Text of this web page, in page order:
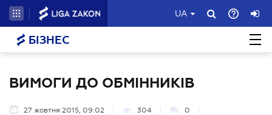
UA
БІЗНЕС
ВИМОГИ ДО ОБМІННИКІВ
27 жовтня 2015, 09:02 304 0